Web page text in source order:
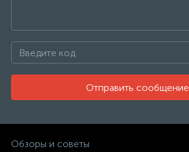
Отправить сообщение
Обзоры и советы